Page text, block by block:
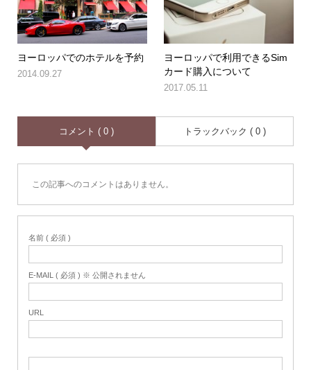
ヨーロッパでのホテルを予約
2014.09.27
ヨーロッパで利用できるSim
カード購入について
2017.05.11
コメント ( 0 ) トラックバック ( 0 )
この記事へのコメントはありません。
名前 ( 必須 )
E-MAIL ( 必須 ) ※ 公開されません
URL